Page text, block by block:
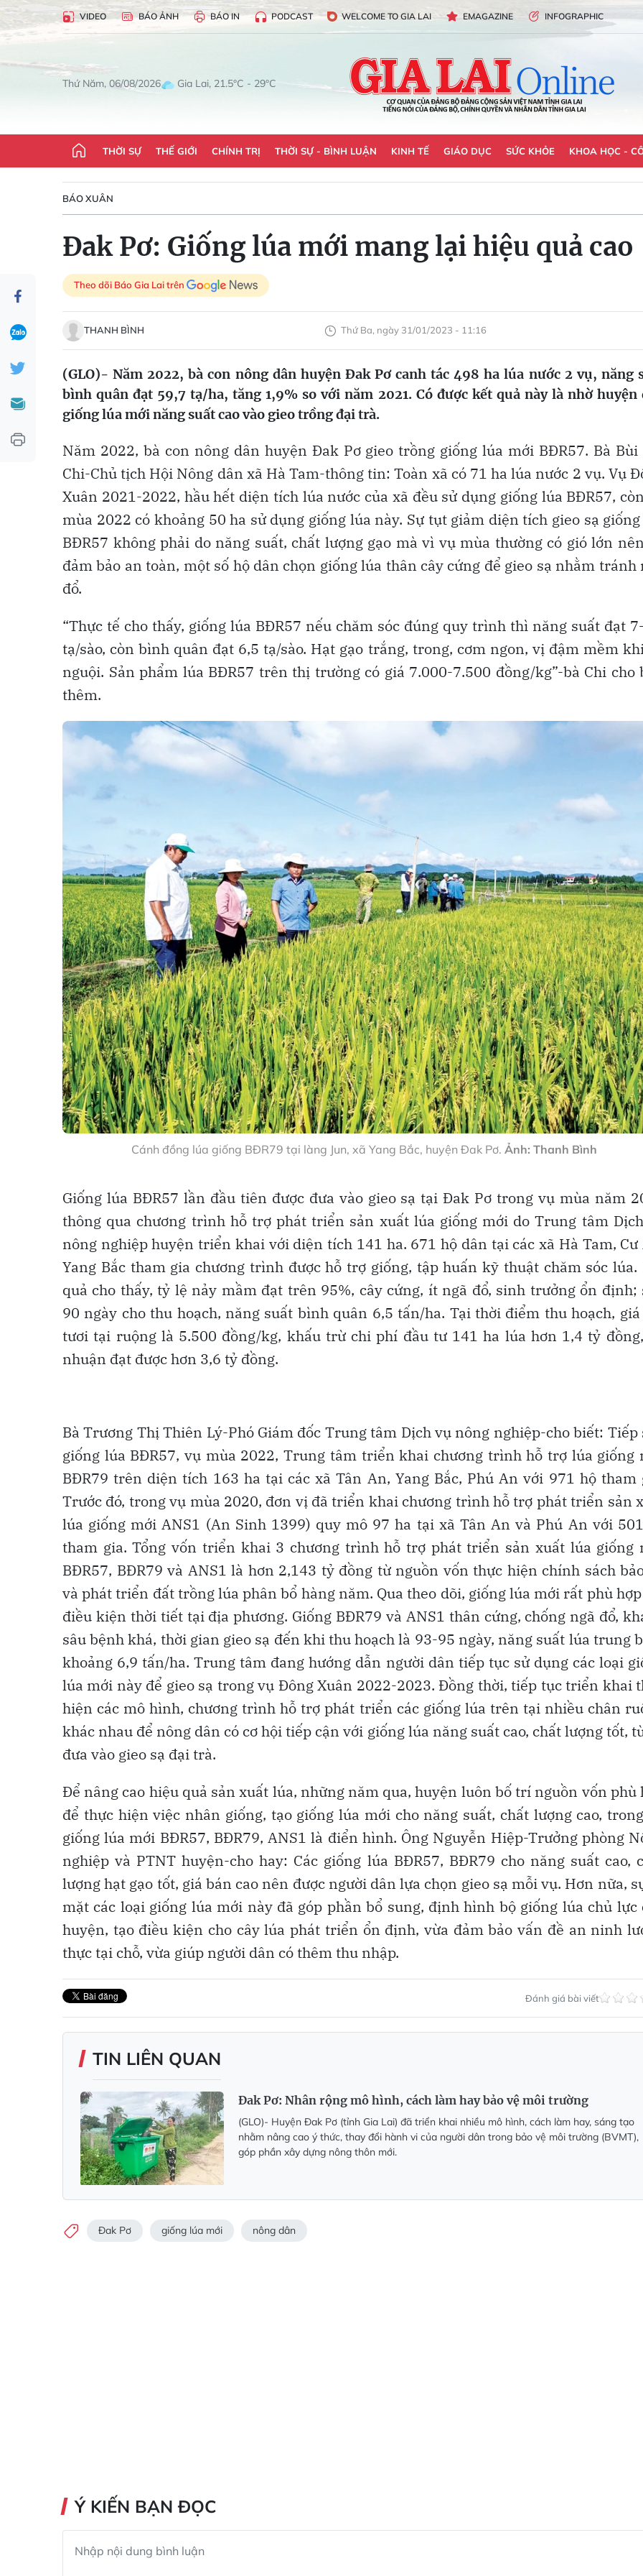
VIDEO BÁO ẢNH BÁO IN PODCAST WELCOME TO GIA LAI EMAGAZINE INFOGRAPHIC
Thứ Năm, 06/08/2026 Gia Lai, 21.5°C - 29°C
THỜI SỰ THẾ GIỚI CHÍNH TRỊ THỜI SỰ - BÌNH LUẬN KINH TẾ GIÁO DỤC SỨC KHỎE KHOA HỌC -
BÁO XUÂN
Đak Pơ: Giống lúa mới mang lại hiệu quả cao
Theo dõi Báo Gia Lai trên
THANH BÌNH Thứ Ba, ngày 31/01/2023 - 11:16
(GLO)- Năm 2022, bà con nông dân huyện Đak Pơ canh tác 498 ha lúa nước 2 vụ, năng
bình quân đạt 59,7 tạ/ha, tăng 1,9% so với năm 2021. Có được kết quả này là nhờ huyện
giống lúa mới năng suất cao vào gieo trồng đại trà.
Năm 2022, bà con nông dân huyện Đak Pơ gieo trồng giống lúa mới BĐR57. Bà Bùi
Chi-Chủ tịch Hội Nông dân xã Hà Tam-thông tin: Toàn xã có 71 ha lúa nước 2 vụ. Vụ
Xuân 2021-2022, hầu hết diện tích lúa nước của xã đều sử dụng giống lúa BĐR57,
mùa 2022 có khoảng 50 ha sử dụng giống lúa này. Sự tụt giảm diện tích gieo sạ
BĐR57 không phải do năng suất, chất lượng gạo mà vì vụ mùa thường có gió lớn
đảm bảo an toàn, một số hộ dân chọn giống lúa thân cây cứng để gieo sạ nhằm tránh
đổ.
“Thực tế cho thấy, giống lúa BĐR57 nếu chăm sóc đúng quy trình thì năng suất đạt
tạ/sào, còn bình quân đạt 6,5 tạ/sào. Hạt gạo trắng, trong, cơm ngon, vị đậm mềm
nguội. Sản phẩm lúa BĐR57 trên thị trường có giá 7.000-7.500 đồng/kg”-bà Chi cho
thêm.
Cánh đồng lúa giống BĐR79 tại làng Jun, xã Yang Bắc, huyện Đak Pơ. Ảnh: Thanh Bình
Giống lúa BĐR57 lần đầu tiên được đưa vào gieo sạ tại Đak Pơ trong vụ mùa năm
thông qua chương trình hỗ trợ phát triển sản xuất lúa giống mới do Trung tâm
nông nghiệp huyện triển khai với diện tích 141 ha. 671 hộ dân tại các xã Hà Tam, Cư
Yang Bắc tham gia chương trình được hỗ trợ giống, tập huấn kỹ thuật chăm sóc lúa.
quả cho thấy, tỷ lệ nảy mầm đạt trên 95%, cây cứng, ít ngã đổ, sinh trưởng ổn định;
90 ngày cho thu hoạch, năng suất bình quân 6,5 tấn/ha. Tại thời điểm thu hoạch,
tươi tại ruộng là 5.500 đồng/kg, khấu trừ chi phí đầu tư 141 ha lúa hơn 1,4 tỷ
nhuận đạt được hơn 3,6 tỷ đồng.
Bà Trương Thị Thiên Lý-Phó Giám đốc Trung tâm Dịch vụ nông nghiệp-cho biết: Tiếp
giống lúa BĐR57, vụ mùa 2022, Trung tâm triển khai chương trình hỗ trợ lúa giống
BĐR79 trên diện tích 163 ha tại các xã Tân An, Yang Bắc, Phú An với 971 hộ tham
Trước đó, trong vụ mùa 2020, đơn vị đã triển khai chương trình hỗ trợ phát triển sản
lúa giống mới ANS1 (An Sinh 1399) quy mô 97 ha tại xã Tân An và Phú An với
tham gia. Tổng vốn triển khai 3 chương trình hỗ trợ phát triển sản xuất lúa giống
BĐR57, BĐR79 và ANS1 là hơn 2,143 tỷ đồng từ nguồn vốn thực hiện chính sách
và phát triển đất trồng lúa phân bổ hàng năm. Qua theo dõi, giống lúa mới rất phù
điều kiện thời tiết tại địa phương. Giống BĐR79 và ANS1 thân cứng, chống ngã đổ,
sâu bệnh khá, thời gian gieo sạ đến khi thu hoạch là 93-95 ngày, năng suất lúa trung
khoảng 6,9 tấn/ha. Trung tâm đang hướng dẫn người dân tiếp tục sử dụng các loại
lúa mới này để gieo sạ trong vụ Đông Xuân 2022-2023. Đồng thời, tiếp tục triển khai
hiện các mô hình, chương trình hỗ trợ phát triển các giống lúa trên tại nhiều chân
khác nhau để nông dân có cơ hội tiếp cận với giống lúa năng suất cao, chất lượng tốt,
đưa vào gieo sạ đại trà.
Để nâng cao hiệu quả sản xuất lúa, những năm qua, huyện luôn bố trí nguồn vốn phù
để thực hiện việc nhân giống, tạo giống lúa mới cho năng suất, chất lượng cao,
giống lúa mới BĐR57, BĐR79, ANS1 là điển hình. Ông Nguyễn Hiệp-Trưởng phòng
nghiệp và PTNT huyện-cho hay: Các giống lúa BĐR57, BĐR79 cho năng suất cao,
lượng hạt gạo tốt, giá bán cao nên được người dân lựa chọn gieo sạ mỗi vụ. Hơn nữa,
mặt các loại giống lúa mới này đã góp phần bổ sung, định hình bộ giống lúa chủ lực
huyện, tạo điều kiện cho cây lúa phát triển ổn định, vừa đảm bảo vấn đề an ninh
thực tại chỗ, vừa giúp người dân có thêm thu nhập.
Đánh giá bài viết
TIN LIÊN QUAN
Đak Pơ: Nhân rộng mô hình, cách làm hay bảo vệ môi trường
(GLO)- Huyện Đak Pơ (tỉnh Gia Lai) đã triển khai nhiều mô hình, cách làm hay, sáng tạo
nhằm nâng cao ý thức, thay đổi hành vi của người dân trong bảo vệ môi trường (BVMT),
góp phần xây dựng nông thôn mới.
Đak Pơ giống lúa mới nông dân
Ý KIẾN BẠN ĐỌC